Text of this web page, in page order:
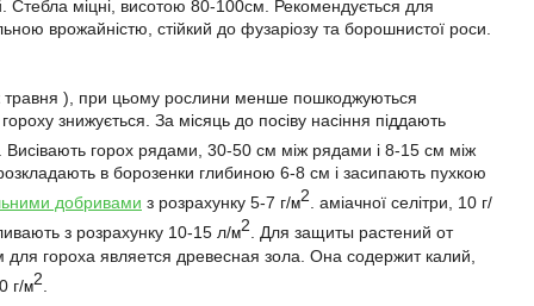
Стебла міцні, висотою 80-100см. Рекомендується для
врожайністю, стійкий до фузаріозу та борошнистої роси.
травня ), при цьому рослини менше пошкоджуються
знижується. За місяць до посіву насіння піддають
Висівають горох рядами, 30-50 см між рядами і 8-15 см між
в борозенки глибиною 6-8 см і засипають пухкою
добривами з розрахунку 5-7 г/м2 . аміачної селітри, 10 г/
з розрахунку 10-15 л/м2 . Для защиты растений от
гороха является древесная зола. Она содержит калий,
г/м2